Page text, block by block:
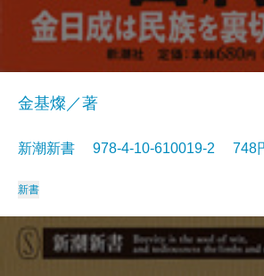
金基燦／著
新潮新書 978-4-10-610019-2 748
新書